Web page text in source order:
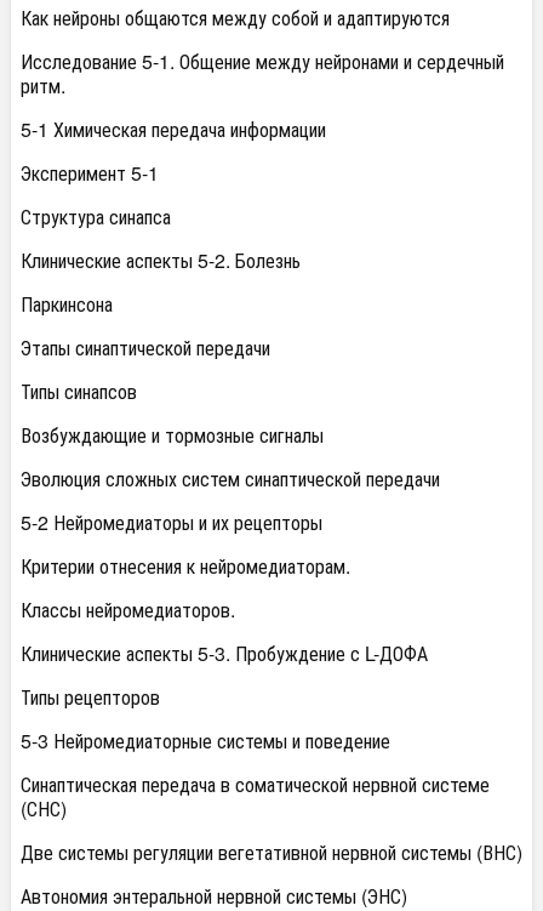
Как нейроны общаются между собой и адаптируются
Исследование 5-1. Общение между нейронами и сердечный
ритм.
5-1 Химическая передача информации
Эксперимент 5-1
Структура синапса
Клинические аспекты 5-2. Болезнь
Паркинсона
Этапы синаптической передачи
Типы синапсов
Возбуждающие и тормозные сигналы
Эволюция сложных систем синаптической передачи
5-2 Нейромедиаторы и их рецепторы
Критерии отнесения к нейромедиаторам.
Классы нейромедиаторов.
Клинические аспекты 5-3. Пробуждение с L-ДОФА
Типы рецепторов
5-3 Нейромедиаторные системы и поведение
Синаптическая передача в соматической нервной системе
(СНС)
Две системы регуляции вегетативной нервной системы (ВНС)
Автономия энтеральной нервной системы (ЭНС)